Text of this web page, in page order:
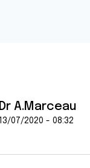
Dr A.Marceau
13/07/2020 - 08:32